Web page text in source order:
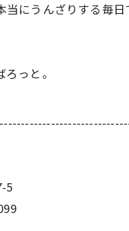
にうんざりする毎日
っと。
5